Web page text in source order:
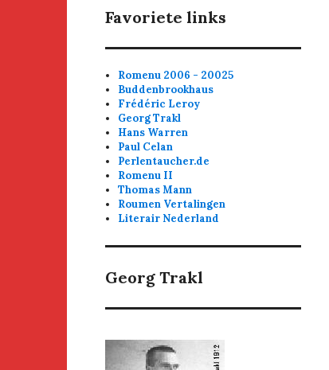
Favoriete links
Romenu 2006 - 20025
Buddenbrookhaus
Frédéric Leroy
Georg Trakl
Hans Warren
Paul Celan
Perlentaucher.de
Romenu II
Thomas Mann
Roumen Vertalingen
Literair Nederland
Georg Trakl